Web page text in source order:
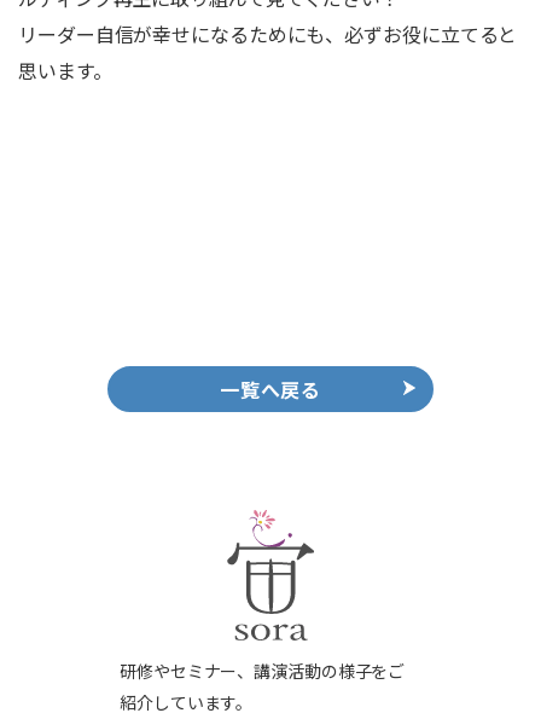
リーダー自信が幸せになるためにも、必ずお役に立てると
思います。
一覧へ戻る
研修やセミナー、講演活動の様子をご
紹介しています。